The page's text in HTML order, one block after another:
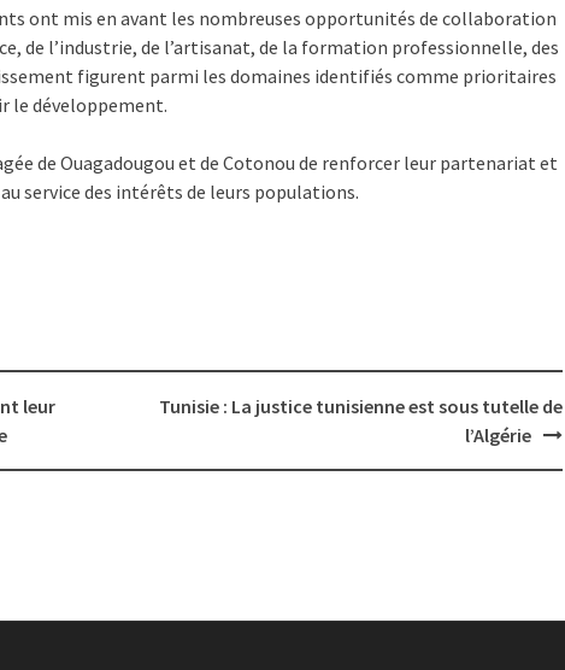
ont mis en avant les nombreuses opportunités de collaboration
de l’industrie, de l’artisanat, de la formation professionnelle, des
figurent parmi les domaines identifiés comme prioritaires
le développement.
de Ouagadougou et de Cotonou de renforcer leur partenariat et
service des intérêts de leurs populations.
leur
Tunisie : La justice tunisienne est sous tutelle de
l’Algérie